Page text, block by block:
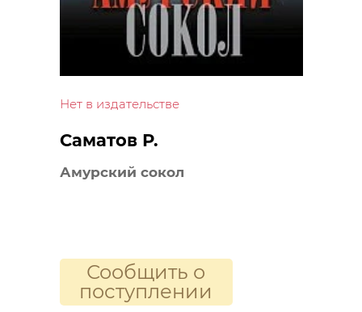
Нет в издательстве
Саматов Р.
Амурский сокол
Сообщить о
поступлении